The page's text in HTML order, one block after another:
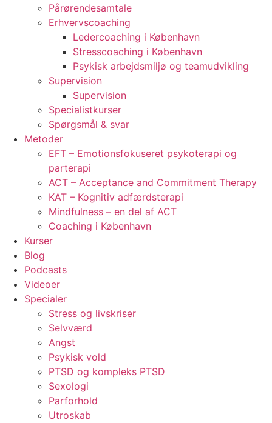
Pårørendesamtale
Erhvervscoaching
Ledercoaching i København
Stresscoaching i København
Psykisk arbejdsmiljø og teamudvikling
Supervision
Supervision
Specialistkurser
Spørgsmål & svar
Metoder
EFT – Emotionsfokuseret psykoterapi og
parterapi
ACT – Acceptance and Commitment Therapy
KAT – Kognitiv adfærdsterapi
Mindfulness – en del af ACT
Coaching i København
Kurser
Blog
Podcasts
Videoer
Specialer
Stress og livskriser
Selvværd
Angst
Psykisk vold
PTSD og kompleks PTSD
Sexologi
Parforhold
Utroskab